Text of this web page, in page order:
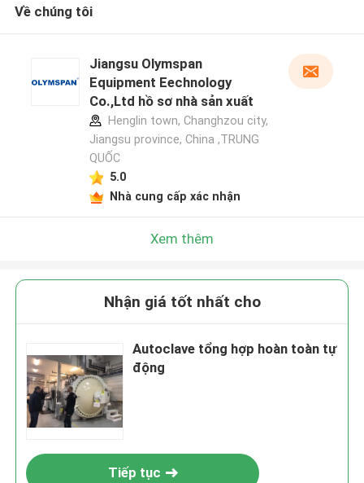
Về chúng tôi
Jiangsu Olymspan
Equipment Eechnology
Co.,Ltd hồ sơ nhà sản xuất
Henglin town, Changhzou city,
Jiangsu province, China ,TRUNG
QUỐC
5.0
Nhà cung cấp xác nhận
Xem thêm
Nhận giá tốt nhất cho
Autoclave tổng hợp hoàn toàn tự
động
Tiếp tục